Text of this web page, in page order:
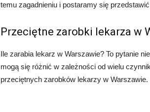
temu zagadnieniu i postaramy się
Przeciętne zarobki lekarza w
Ile zarabia lekarz w Warszawie? To pytanie
mogą się różnić w zależności od wielu
przeciętnych zarobków lekarzy w Warszawie.